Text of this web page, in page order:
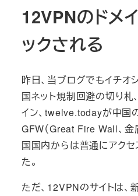
12VPNのドメ
ックされる
昨日、当ブログでもイチオ
国ネット規制回避の切り札
イン、twelve.todayが中国
GFW（Great Fire Wall、金
国国内からは普通にアク
た。
ただ、12VPNのサイトは、